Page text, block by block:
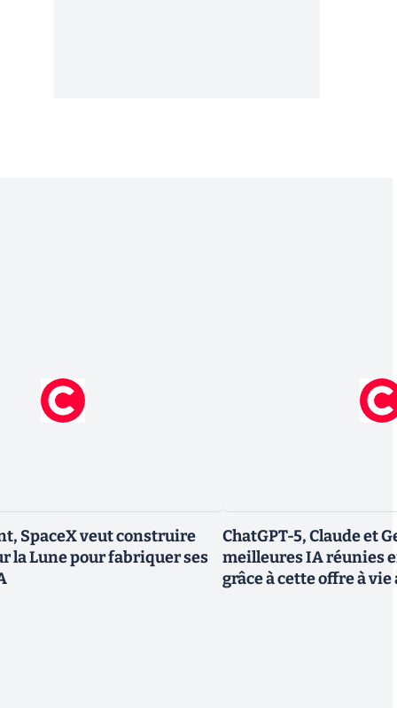
SpaceX veut construire
la Lune pour fabriquer ses
ChatGPT-5, Claude et
meilleures IA réunies
grâce à cette offre à vie